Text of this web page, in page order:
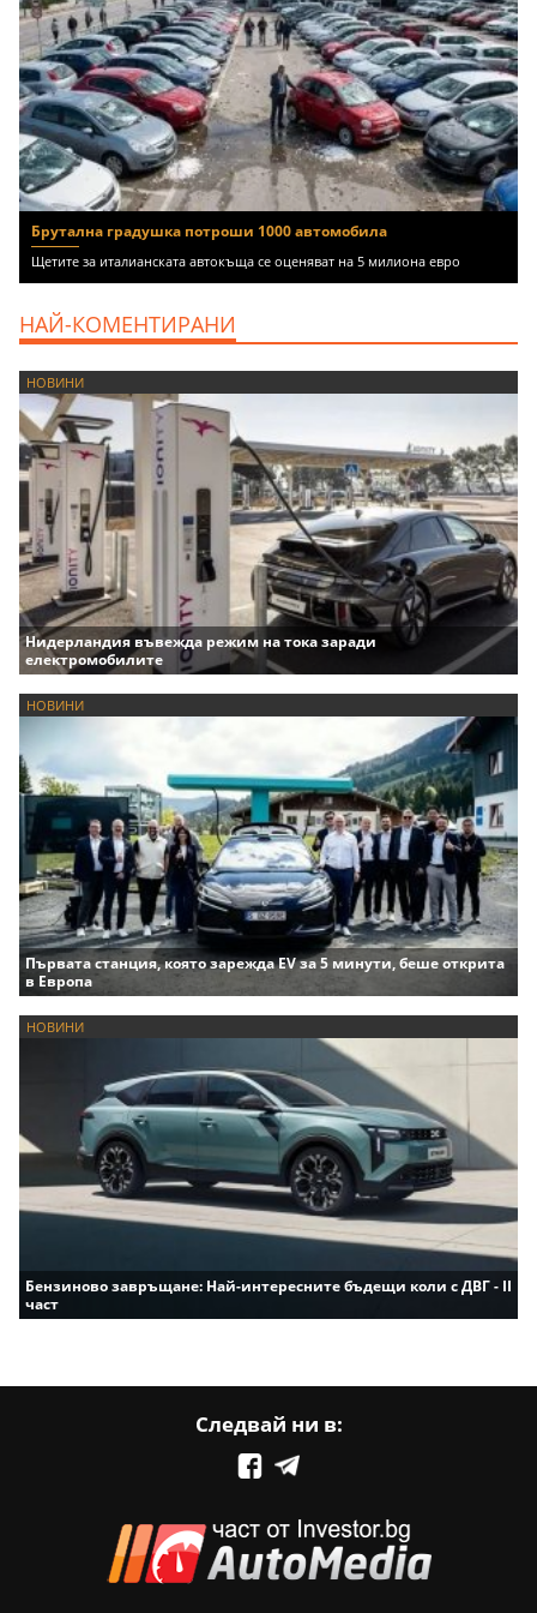
Брутална градушка потроши 1000 автомобила
Щетите за италианската автокъща се оценяват на 5 милиона евро
НАЙ-КОМЕНТИРАНИ
НОВИНИ
Нидерландия въвежда режим на тока заради
електромобилите
НОВИНИ
Първата станция, която зарежда EV за 5 минути, беше открита
в Европа
НОВИНИ
Бензиново завръщане: Най-интересните бъдещи коли с ДВГ - II
част
Следвай ни в: